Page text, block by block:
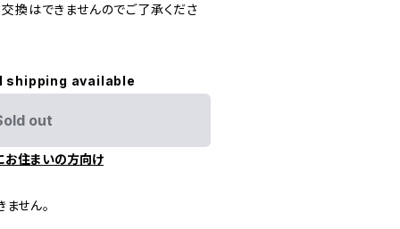
換はできませんのでご了承くださ
shipping available
out
お住まいの方向け
せん。